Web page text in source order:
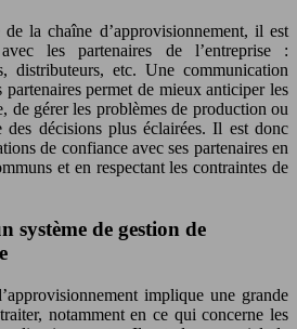
la chaîne d’approvisionnement, il est
les partenaires de l’entreprise :
distributeurs, etc. Une communication
permet de mieux anticiper les
de gérer les problèmes de production ou
décisions plus éclairées. Il est donc
de confiance avec ses partenaires en
et en respectant les contraintes de
système de gestion de
implique une grande
notamment en ce qui concerne les